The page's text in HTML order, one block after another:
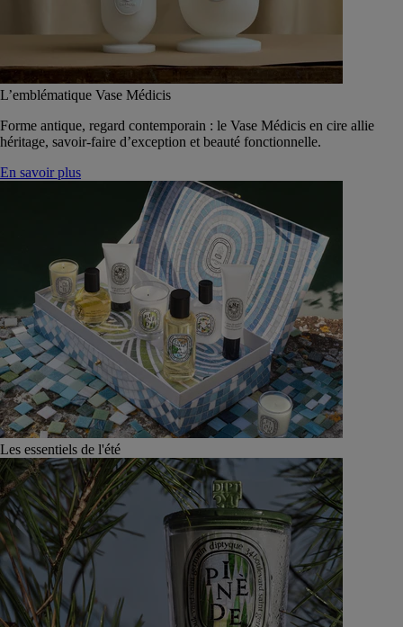
L’emblématique Vase Médicis
Forme antique, regard contemporain : le Vase Médicis en cire allie
héritage, savoir-faire d’exception et beauté fonctionnelle.
En savoir plus
Les essentiels de l'été